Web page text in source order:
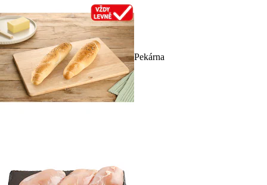
Pekárna